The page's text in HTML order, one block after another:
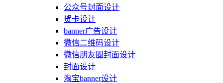
公众号封面设计
贺卡设计
banner广告设计
微信二维码设计
微信朋友圈封面设计
封面设计
淘宝banner设计